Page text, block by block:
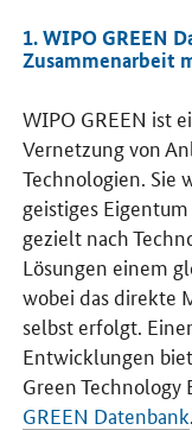
1. WIPO GREEN
Zusammenarbeit
WIPO GREEN ist
Vernetzung von
Technologien. Sie
geistiges
gezielt nach
Lösungen einem
wobei das direkte
selbst erfolgt.
Entwicklungen
Green Technology
GREEN Datenbank